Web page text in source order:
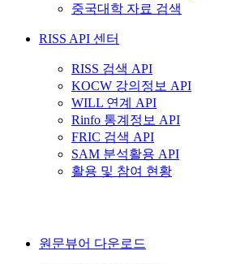
중국대학 자료 검색
RISS API 센터
RISS 검색 API
KOCW 강의정보 API
WILL 연계 API
Rinfo 통계정보 API
FRIC 검색 API
SAM 분석활용 API
활용 및 참여 현황
원문뷰어 다운로드